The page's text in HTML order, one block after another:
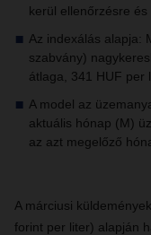
kerül ellenőrzésre
Az indexálás alapja:
szabvány)
átlaga, 341 HUF per
A model az
aktuális hónap (M)
az azt megelőző
A márciusi
forint per liter) alapján